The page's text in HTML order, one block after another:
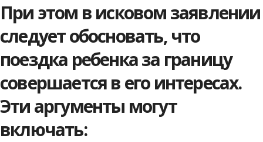
При этом в исковом заявлении
следует обосновать, что
поездка ребенка за границу
совершается в его интересах.
Эти аргументы могут
включать: